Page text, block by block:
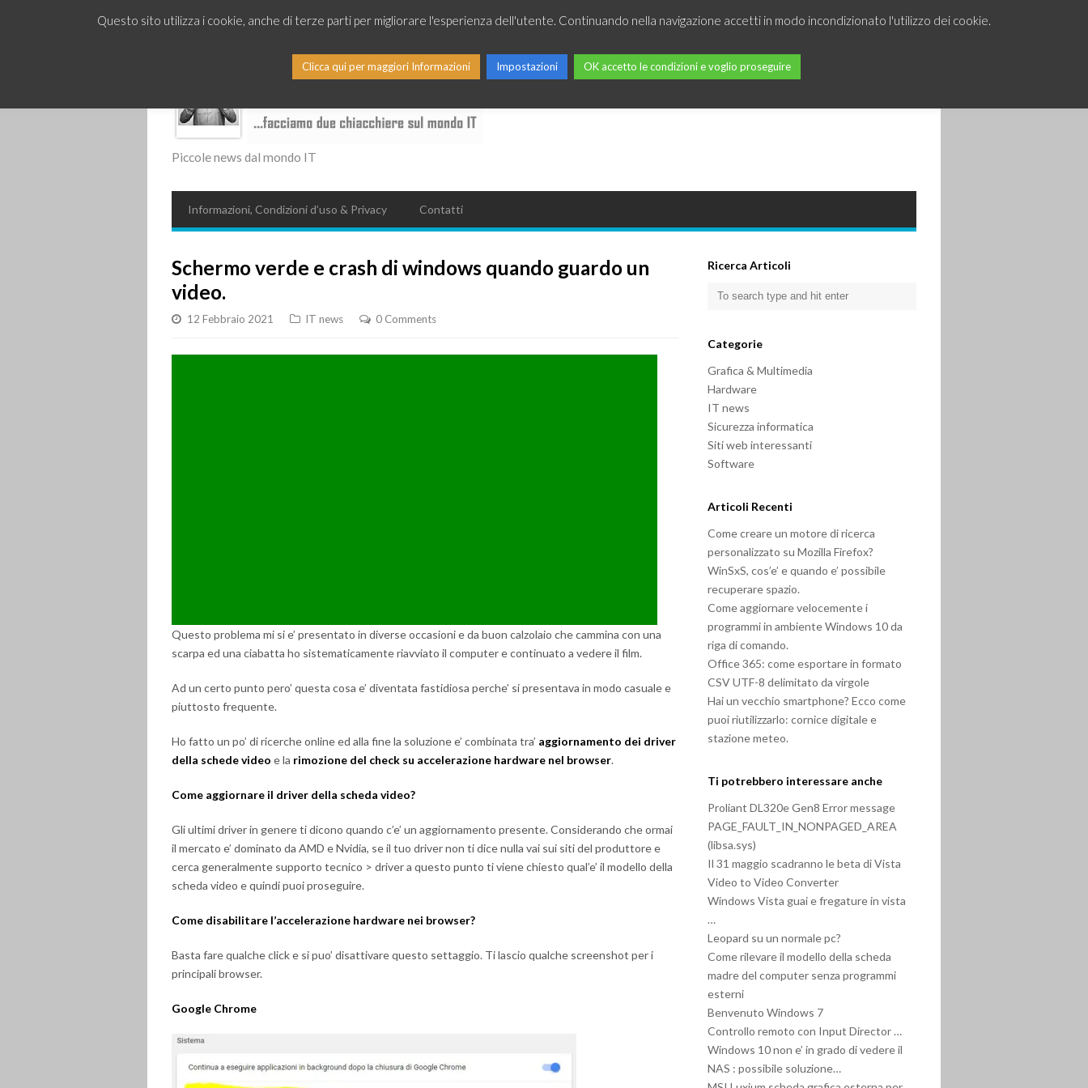
Piccole news dal mondo IT
Informazioni, Condizioni d’uso & Privacy Contatti
Schermo verde e crash di windows quando guardo un
video.
12 Febbraio 2021 IT news 0 Comments
Questo problema mi si e’ presentato in diverse occasioni e da buon calzolaio che cammina con una
scarpa ed una ciabatta ho sistematicamente riavviato il computer e continuato a vedere il film.
Ad un certo punto pero’ questa cosa e’ diventata fastidiosa perche’ si presentava in modo casuale e
piuttosto frequente.
Ho fatto un po’ di ricerche online ed alla fine la soluzione e’ combinata tra’ aggiornamento dei driver
della schede video e la rimozione del check su accelerazione hardware nel browser.
Come aggiornare il driver della scheda video?
Gli ultimi driver in genere ti dicono quando c’e’ un aggiornamento presente. Considerando che ormai
il mercato e’ dominato da AMD e Nvidia, se il tuo driver non ti dice nulla vai sui siti del produttore e
cerca generalmente supporto tecnico > driver a questo punto ti viene chiesto qual’e’ il modello della
scheda video e quindi puoi proseguire.
Come disabilitare l’accelerazione hardware nei browser?
Basta fare qualche click e si puo’ disattivare questo settaggio. Ti lascio qualche screenshot per i
principali browser.
Google Chrome
Ricerca Articoli
Categorie
Grafica & Multimedia
Hardware
IT news
Sicurezza informatica
Siti web interessanti
Software
Articoli Recenti
Come creare un motore di ricerca
personalizzato su Mozilla Firefox?
WinSxS, cos’e’ e quando e’ possibile
recuperare spazio.
Come aggiornare velocemente i
programmi in ambiente Windows 10 da
riga di comando.
Office 365: come esportare in formato
CSV UTF-8 delimitato da virgole
Hai un vecchio smartphone? Ecco come
puoi riutilizzarlo: cornice digitale e
stazione meteo.
Ti potrebbero interessare anche
Proliant DL320e Gen8 Error message
PAGE_FAULT_IN_NONPAGED_AREA
(libsa.sys)
Il 31 maggio scadranno le beta di Vista
Video to Video Converter
Windows Vista guai e fregature in vista
…
Leopard su un normale pc?
Come rilevare il modello della scheda
madre del computer senza programmi
esterni
Benvenuto Windows 7
Controllo remoto con Input Director …
Windows 10 non e’ in grado di vedere il
NAS : possibile soluzione…
Questo sito utilizza i cookie, anche di terze parti per migliorare l'esperienza dell'utente. Continuando nella navigazione accetti in modo incondizionato l'utilizzo dei cookie.
Clicca qui per maggiori Informazioni Impostazioni OK accetto le condizioni e voglio proseguire